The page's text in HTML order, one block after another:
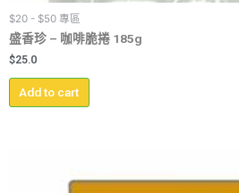
$20 - $50 專區
盛香珍 – 咖啡脆捲 185g
$25.0
Add to cart